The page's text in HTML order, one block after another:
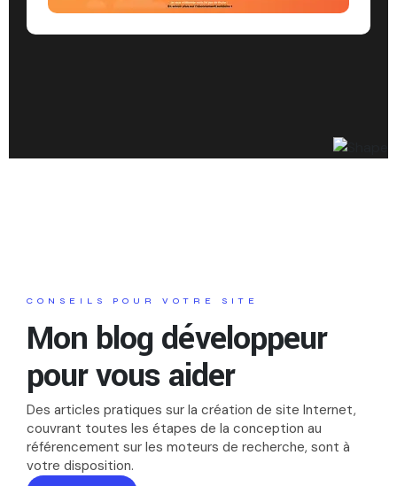
CONSEILS POUR VOTRE SITE
Mon blog développeur
pour vous aider
Des articles pratiques sur la création de site Internet,
couvrant toutes les étapes de la conception au
référencement sur les moteurs de recherche, sont à
votre disposition.